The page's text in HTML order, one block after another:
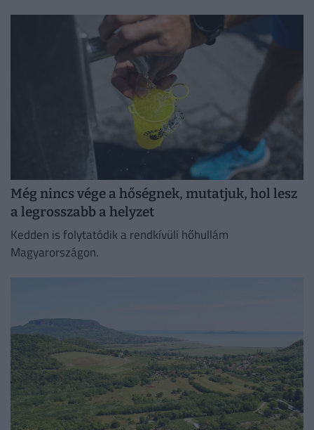
Még nincs vége a hőségnek, mutatjuk, hol lesz
a legrosszabb a helyzet
Kedden is folytatódik a rendkívüli hőhullám
Magyarországon.